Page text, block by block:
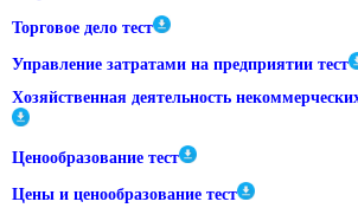
Торговое дело тест
Управление затратами на предприятии тест
Хозяйственная деятельность
Ценообразование тест
Цены и ценообразование тест